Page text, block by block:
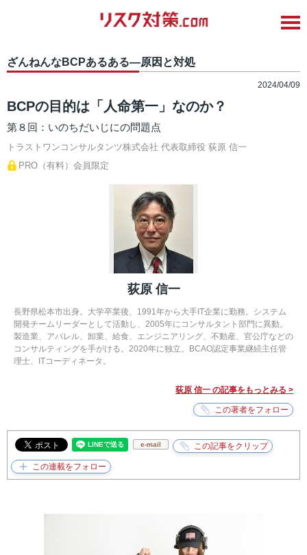
ざんねんなBCPあるある―原因と対処
2024/04/09
BCPの目的は「人命第一」なのか？
第８回：いのちだいじにの問題点
トラストワンコンサルタンツ株式会社 代表取締役 荻原 信一
PRO（有料）会員限定
荻原 信一
長野県松本市出身。大学卒業後、1991年から大手IT企業に勤務。システム
開発チームリーダーとして活動し、2005年にコンサルタント部門に異動。
製造業、アパレル、卸業、給食、エンジニアリング、不動産、官公庁などの
コンサルティングを手がける。2020年に独立。BCAO認定事業継続主任管
理士、ITコーディネータ。
荻原 信一 の記事をもっとみる >
e-mail